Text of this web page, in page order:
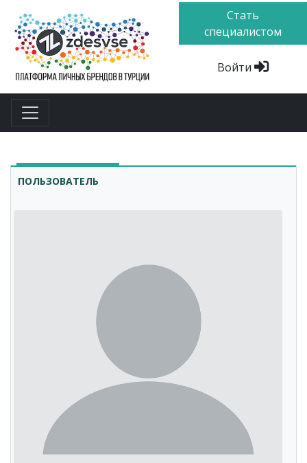
Стать
специалистом
Войти
ПОЛЬЗОВАТЕЛЬ